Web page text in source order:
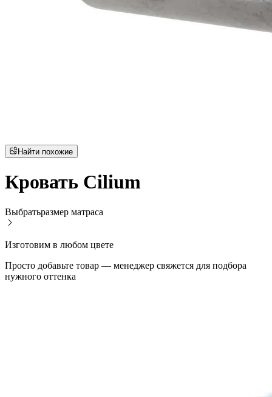
Найти похожие
Кровать Cilium
Выбратьразмер матраса
Изготовим в любом цвете
Просто добавьте товар — менеджер свяжется для подбора
нужного оттенка